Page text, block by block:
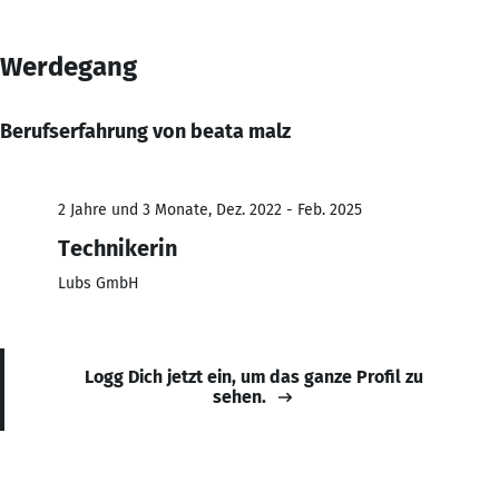
Werdegang
Berufserfahrung von beata malz
2 Jahre und 3 Monate, Dez. 2022 - Feb. 2025
Technikerin
Lubs GmbH
Logg Dich jetzt ein, um das ganze Profil zu
sehen.